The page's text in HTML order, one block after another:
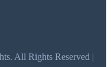
All Rights Reserved |